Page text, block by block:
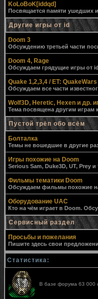
KoLoBoK[iddqd]
Посвящается памяти ушедших
Другие игры от id
Doom 3
Обсуждению третьей части
Doom 4, Rage
Обсуждаем грядущие игры от
Quake 1,2,3,4 / ET: QuakeWars
Обсуждаем все части
Wolf3D, Heretic, Hexen и др.
Тема посвящена другим играм
Пустой трёп обо всём
Болталка
Темы не вошедшие в другие
Игры похожие на Doom
Serious Sam, Duke3D, UT, Prey
Фильмы тематики Doom
Обсуждаем фильмы похожие
Оборудование UAC
Кто на чём играет в Doom.
Сервисный раздел
Просьбы и пожелания
Пишите здесь свои
Статистика:
В базе форума 63 000